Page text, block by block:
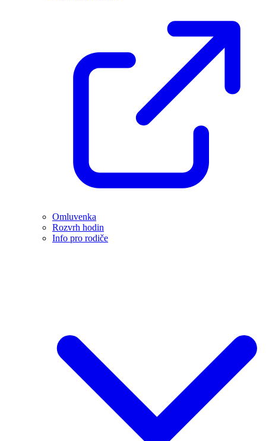
Omluvenka
Rozvrh hodin
Info pro rodiče